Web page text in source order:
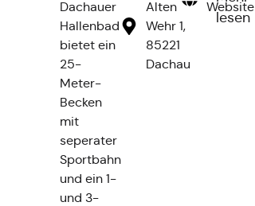
Dachauer
Hallenbad
bietet ein
25-
Meter-
Becken
mit
seperater
Sportbahn
und ein 1-
und 3-
Alten
Wehr 1,
85221
Dachau
Website
lesen